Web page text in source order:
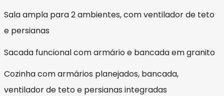
Sala ampla para 2 ambientes, com ventilador de teto
e persianas
Sacada funcional com armário e bancada em granito
Cozinha com armários planejados, bancada,
ventilador de teto e persianas integradas